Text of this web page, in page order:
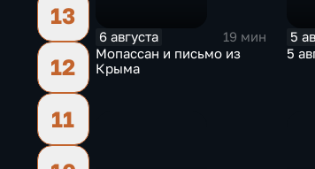
13
12
11
6 августа
19 мин
Мопассан и письмо из
Крыма
5
5